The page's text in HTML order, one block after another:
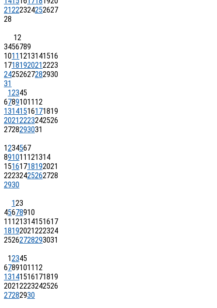
21222324252627
28
12
3456789
10111213141516
17181920212223
24252627282930
31
12345
6789101112
13141516171819
20212223242526
2728293031
1234567
891011121314
15161718192021
22232425262728
2930
123
45678910
11121314151617
18192021222324
25262728293031
12345
6789101112
13141516171819
20212223242526
27282930